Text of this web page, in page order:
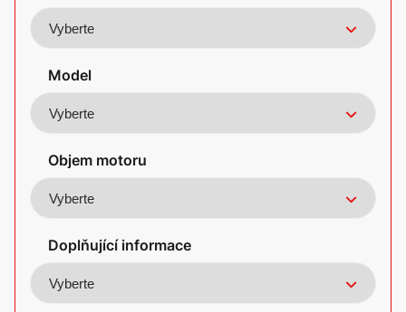
Model
Objem motoru
Doplňující informace